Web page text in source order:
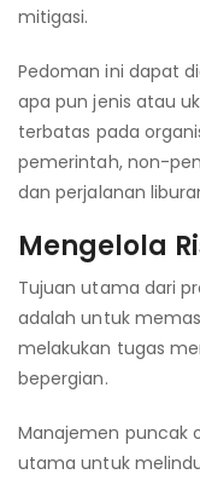
mitigasi.
Pedoman ini dapat
apa pun jenis atau
terbatas pada
pemerintah, non-
dan perjalanan
Mengelola
Tujuan utama dari
adalah untuk
melakukan tugas
bepergian.
Manajemen puncak
utama untuk